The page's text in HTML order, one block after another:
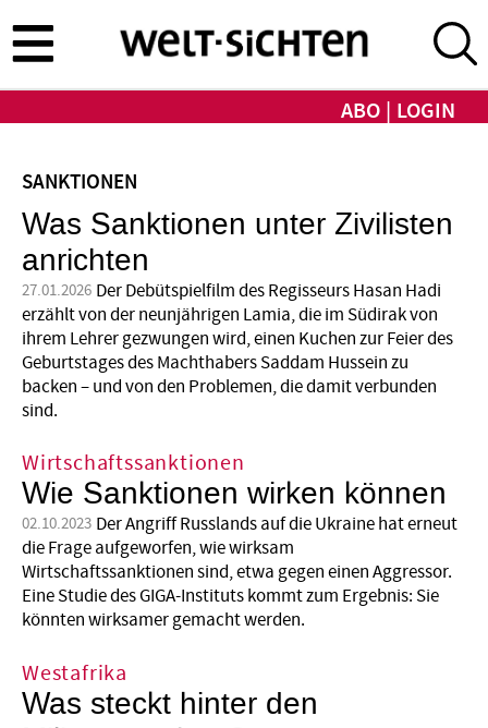
zum
Inhalt
ABO LOGIN
SANKTIONEN
Was Sanktionen unter Zivilisten
anrichten
27.01.2026 Der Debütspielfilm des Regisseurs Hasan Hadi
erzählt von der neunjährigen Lamia, die im Südirak von
ihrem Lehrer gezwungen wird, einen Kuchen zur Feier des
Geburtstages des Machthabers Saddam Hussein zu
backen – und von den Problemen, die damit verbunden
sind.
Wirtschaftssanktionen
Wie Sanktionen wirken können
02.10.2023 Der Angriff Russlands auf die Ukraine hat erneut
die Frage aufgeworfen, wie wirksam
Wirtschaftssanktionen sind, etwa gegen einen Aggressor.
Eine Studie des GIGA-Instituts kommt zum Ergebnis: Sie
könnten wirksamer gemacht werden.
Westafrika
Was steckt hinter den